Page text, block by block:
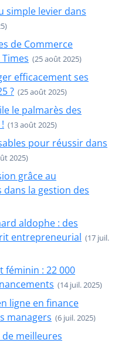
simple levier dans
de Commerce
(25 août 2025)
efficacement ses
? (25 août 2025)
le palmarès des
(13 août 2025)
pour réussir dans
2025)
grâce au
la gestion des
aldophe : des
entrepreneurial (17 juil.
féminin : 22 000
(14 juil. 2025)
ligne en finance
managers (6 juil. 2025)
meilleures